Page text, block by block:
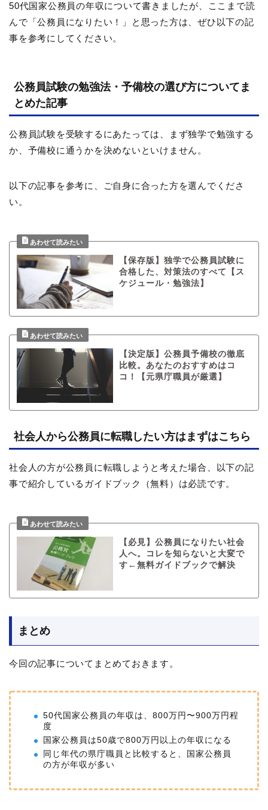
50代国家公務員の年収について書きましたが、ここまで読
んで「公務員になりたい！」と思った方は、ぜひ以下の記
事を参考にしてください。
公務員試験の勉強法・予備校の選び方についてま
とめた記事
公務員試験を受験するにあたっては、まず独学で勉強する
か、予備校に通うかを決めないといけません。
以下の記事を参考に、ご自身に合った方を選んでくださ
い。
【保存版】独学で公務員試験に
合格した、対策法のすべて【ス
ケジュール・勉強法】
【決定版】公務員予備校の徹底
比較。あなたのおすすめはコ
コ！【元県庁職員が厳選】
社会人から公務員に転職したい方はまずはこちら
社会人の方が公務員に転職しようと考えた場合、以下の記
事で紹介しているガイドブック（無料）は必読です。
【必見】公務員になりたい社会
人へ。コレを知らないと大変で
す←無料ガイドブックで解決
まとめ
今回の記事についてまとめておきます。
50代国家公務員の年収は、800万円〜900万円程
度
国家公務員は50歳で800万円以上の年収になる
同じ年代の県庁職員と比較すると、国家公務員
の方が年収が多い